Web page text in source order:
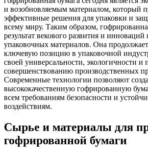
и возобновляемым материалом, который
эффективные решения для упаковки и
всему миру. Таким образом,
результат векового развития и инноваций
упаковочных материалов. Она
ключевую позицию в упаковочной
своей универсальности, экологичности и
совершенствованию производственных
Современные технологии позволяют
высококачественную гофрированную
всем требованиям безопасности и
воздействиям.
Сырье и материалы для
гофрированной бумаги